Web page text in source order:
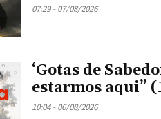
07:29 - 07/08/2026
‘Gotas de
estarmos aqui”
10:04 - 06/08/2026